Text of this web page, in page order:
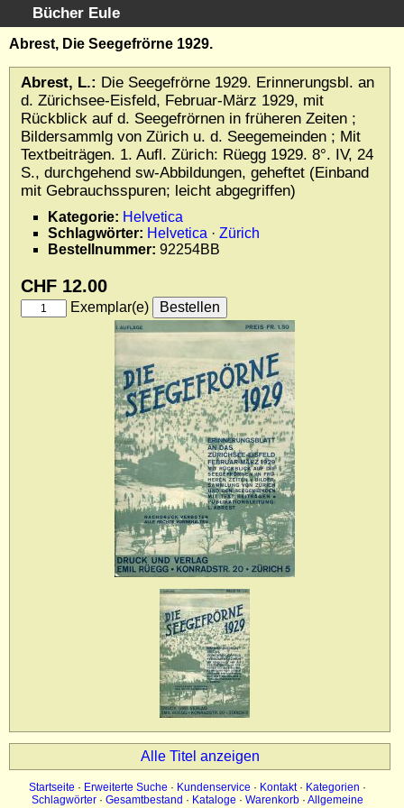
Bücher Eule
Schnellsuche :
Startseite
Erweiterte Suche
Kundenservice
Kontakt
Kategorien
Schlagwörter
Gesamtbestand
Kataloge
Warenkorb
Allgemeine Geschäftsbedingungen
Widerruf
Abrest, Die Seegefrörne 1929.
Abrest, L.: Die Seegefrörne 1929. Erinnerungsbl. an
d. Zürichsee-Eisfeld, Februar-März 1929, mit
Rückblick auf d. Seegefrörnen in früheren Zeiten ;
Bildersammlg von Zürich u. d. Seegemeinden ; Mit
Textbeiträgen. 1. Aufl. Zürich: Rüegg 1929. 8°. IV, 24
S., durchgehend sw-Abbildungen, geheftet (Einband
mit Gebrauchsspuren; leicht abgegriffen)
Kategorie: Helvetica
Schlagwörter: Helvetica · Zürich
Bestellnummer: 92254BB
CHF 12.00
Exemplar(e)
Alle Titel anzeigen
Startseite · Erweiterte Suche · Kundenservice · Kontakt· Kategorien ·
Schlagwörter · Gesamtbestand · Kataloge · Warenkorb · Allgemeine